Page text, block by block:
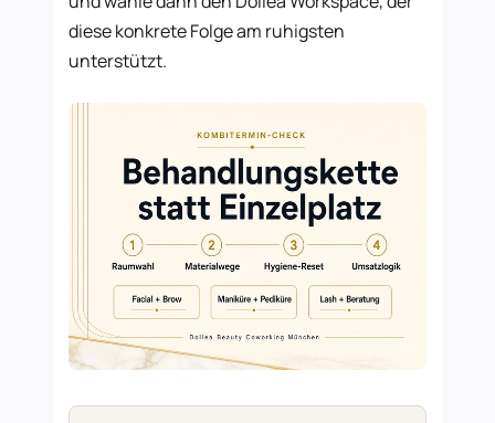
diese konkrete Folge am ruhigsten
unterstützt.